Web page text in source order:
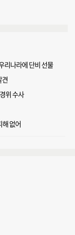
리나라에 단비 선물
견
위 수사
없어